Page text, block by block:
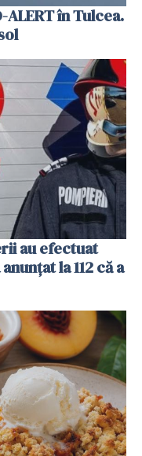
în Tulcea.
au efectuat
la 112 că a